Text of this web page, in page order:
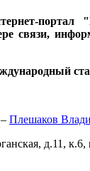
связи,
– Плешаков
д.11,